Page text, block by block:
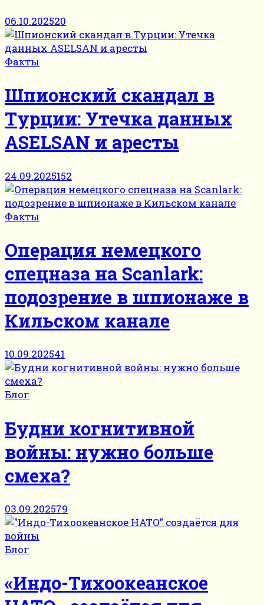
06.10.202520
Факты
Шпионский скандал в
Турции: Утечка данных
ASELSAN и аресты
24.09.2025152
Факты
Операция немецкого
спецназа на Scanlark:
подозрение в шпионаже в
Кильском канале
10.09.202541
Блог
Будни когнитивной
войны: нужно больше
смеха?
03.09.202579
Блог
«Индо-Тихоокеанское